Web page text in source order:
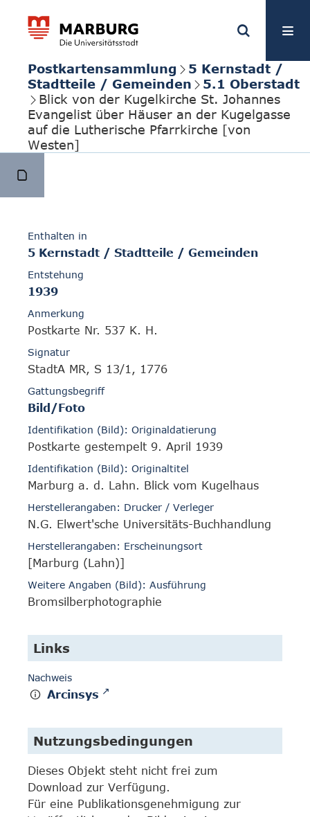
Postkartensammlung
5 Kernstadt /
Stadtteile / Gemeinden
5.1 Oberstadt
Blick von der Kugelkirche St. Johannes
Evangelist über Häuser an der Kugelgasse
auf die Lutherische Pfarrkirche [von
Westen]
Enthalten in
5 Kernstadt / Stadtteile / Gemeinden
Entstehung
1939
Anmerkung
Postkarte Nr. 537 K. H.
Signatur
StadtA MR, S 13/1, 1776
Gattungsbegriff
Bild/Foto
Identifikation (Bild): Originaldatierung
Postkarte gestempelt 9. April 1939
Identifikation (Bild): Originaltitel
Marburg a. d. Lahn. Blick vom Kugelhaus
Herstellerangaben: Drucker / Verleger
N.G. Elwert'sche Universitäts-Buchhandlung
Herstellerangaben: Erscheinungsort
[Marburg (Lahn)]
Weitere Angaben (Bild): Ausführung
Bromsilberphotographie
Links
Nachweis
Arcinsys
Nutzungsbedingungen
Dieses Objekt steht nicht frei zum
Download zur Verfügung.
Für eine Publikationsgenehmigung zur